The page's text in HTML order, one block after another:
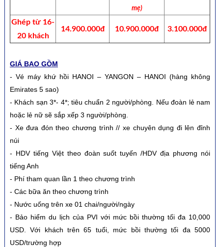
mẹ)
Ghép từ 16-
20 khách
14.900.000đ 10.900.000đ 3.100.000đ
GIÁ BAO GỒM
- Vé máy khứ hồi HANOI – YANGON – HANOI (hàng không
Emirates 5 sao)
- Khách sạn 3*- 4*; tiêu chuẩn 2 người/phòng. Nếu đoàn lẻ nam
hoặc lẻ nữ sẽ sắp xếp 3 người/phòng.
- Xe đưa đón theo chương trình // xe chuyên dụng đi lên đỉnh
núi
- HDV tiếng Việt theo đoàn suốt tuyến /HDV địa phương nói
tiếng Anh
- Phí tham quan lần 1 theo chương trình
- Các bữa ăn theo chương trình
- Nước uống trên xe 01 chai/người/ngày
- Bảo hiểm du lịch của PVI với mức bồi thường tối đa 10,000
USD. Với khách trên 65 tuổi, mức bồi thường tối đa 5000
USD/trường hợp